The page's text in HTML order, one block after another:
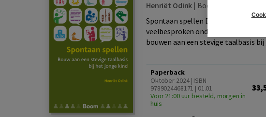
Henriët Odink | Boom
Spontaan spellen De
veelbesproken onderwerp. Wat
bouwen aan een stevige taalbasis bij
Paperback
Oktober 2024 | ISBN
9789024468171 | 01.01
Voor 21:00 uur besteld, morgen in
huis